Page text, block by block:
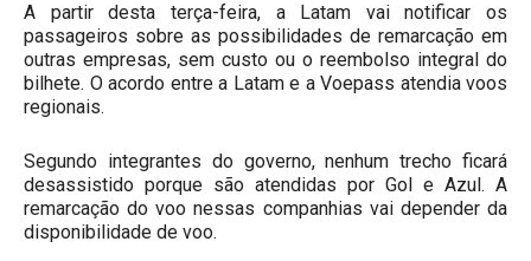
A partir desta terça-feira, a Latam vai notificar os
passageiros sobre as possibilidades de remarcação em
outras empresas, sem custo ou o reembolso integral do
bilhete. O acordo entre a Latam e a Voepass atendia voos
regionais.
Segundo integrantes do governo, nenhum trecho ficará
desassistido porque são atendidas por Gol e Azul. A
remarcação do voo nessas companhias vai depender da
disponibilidade de voo.